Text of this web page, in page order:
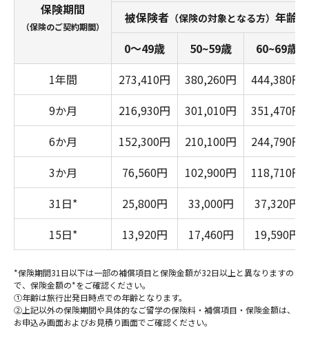
保険期間
（保険のご契約期間）
被保険者（保険の対象となる方） 年齢
0～49歳
50~59歳
60~69歳
1年間
273,410円 380,260円
444,380円
9か月
216,930円 301,010円
351,470円
6か月
152,300円 210,100円
244,790円
3か月
76,560円 102,900円
118,710円
31日*
25,800円 33,000円
37,320円
15日*
13,920円 17,460円 19,590円
*保険期間31日以下は一部の補償項目と保険金額が32日以上と異なりますの
で、保険金額の*をご確認ください。
①年齢は旅行出発日時点での年齢となります。
②上記以外の保険期間や具体的なご留学の保険料・補償項目・保険金額は、
お申込み画面およびお見積り画面でご確認ください。